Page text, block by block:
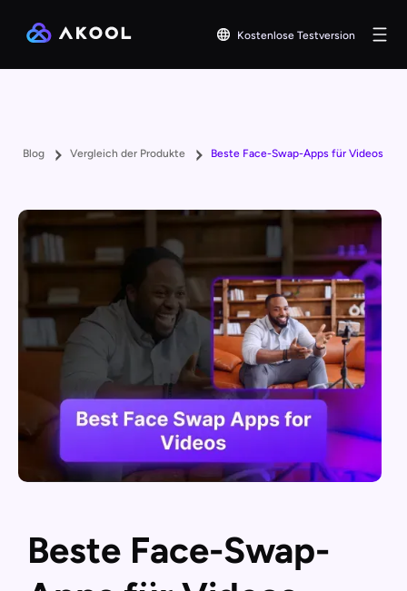
Kostenlose Testversion
Blog Vergleich der Produkte Beste Face-Swap-Apps für Videos
Beste Face-Swap-